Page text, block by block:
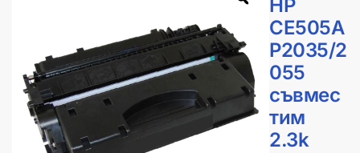
HP
CE505A
P2035/2
055
съвмес
тим
2.3k